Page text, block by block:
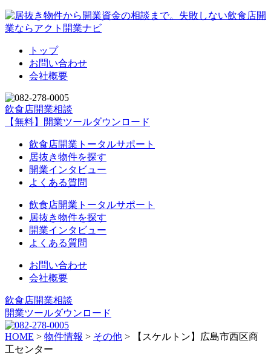
トップ
お問い合わせ
会社概要
飲食店開業相談
【無料】開業ツールダウンロード
飲食店開業トータルサポート
居抜き物件を探す
開業インタビュー
よくある質問
飲食店開業トータルサポート
居抜き物件を探す
開業インタビュー
よくある質問
お問い合わせ
会社概要
飲食店開業相談
開業ツールダウンロード
HOME > 物件情報 > その他 >
【スケルトン】広島市西区商
工センター